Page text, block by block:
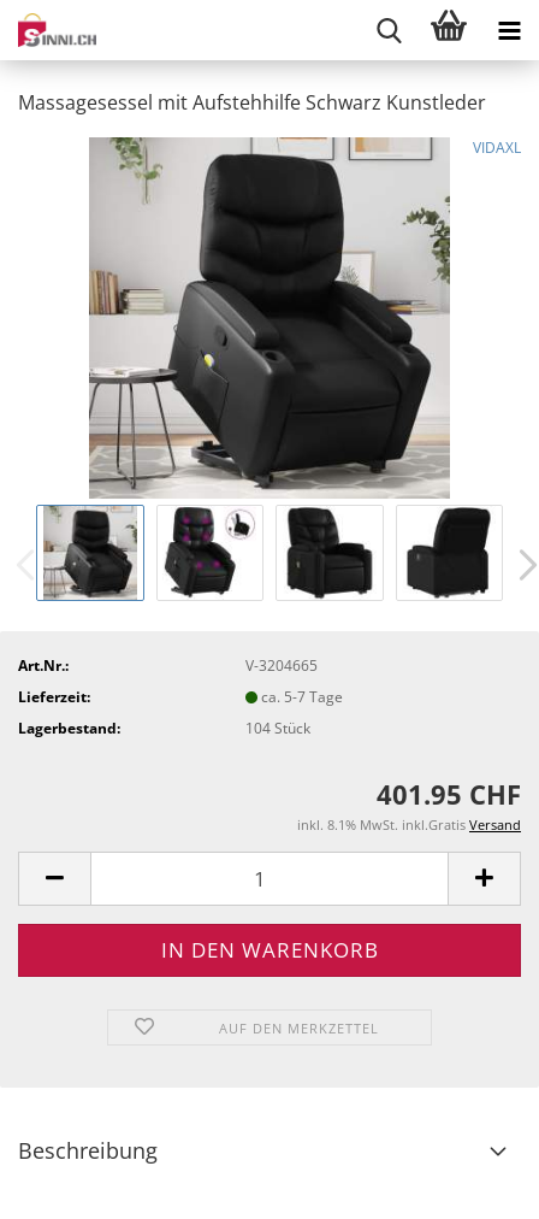
Massagesessel mit Aufstehhilfe Schwarz Kunstleder
VIDAXL
Art.Nr.:
V-3204665
Lieferzeit:
ca. 5-7 Tage
Lagerbestand:
104Stück
401.95 CHF
inkl. 8.1% MwSt. inkl.Gratis Versand
AUF DEN MERKZETTEL
Beschreibung